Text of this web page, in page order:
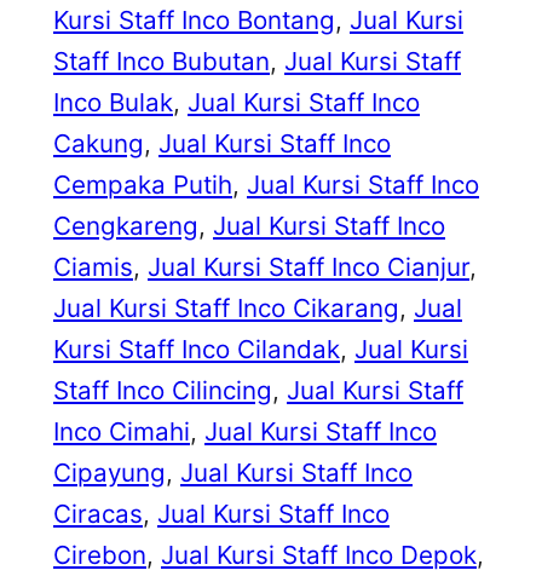
Kursi Staff Inco Bontang, Jual Kursi
Staff Inco Bubutan, Jual Kursi Staff
Inco Bulak, Jual Kursi Staff Inco
Cakung, Jual Kursi Staff Inco
Cempaka Putih, Jual Kursi Staff Inco
Cengkareng, Jual Kursi Staff Inco
Ciamis, Jual Kursi Staff Inco Cianjur
Jual Kursi Staff Inco Cikarang, Jual
Kursi Staff Inco Cilandak, Jual Kursi
Staff Inco Cilincing, Jual Kursi Staff
Inco Cimahi, Jual Kursi Staff Inco
Cipayung, Jual Kursi Staff Inco
Ciracas, Jual Kursi Staff Inco
Cirebon, Jual Kursi Staff Inco Depok